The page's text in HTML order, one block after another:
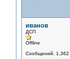
иванов
ДСП
Offline
Сообщений: 1,362